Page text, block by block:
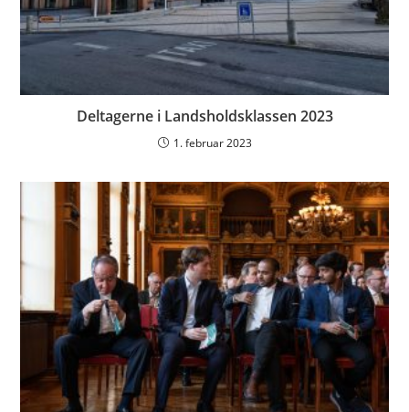
Deltagerne i Landsholdsklassen 2023
1. februar 2023